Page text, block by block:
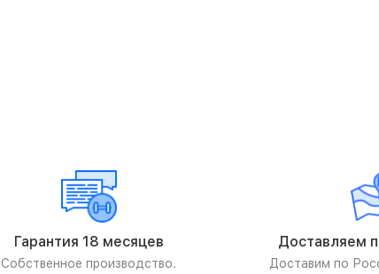
Гарантия 18 месяцев
Собственное производство.
Доставляем
Доставим по